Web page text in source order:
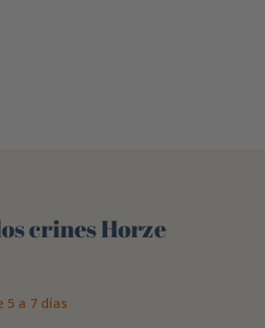
crines Horze
5 a 7 días